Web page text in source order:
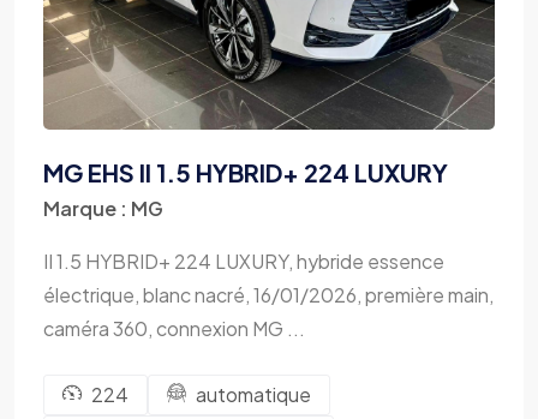
MG EHS II 1.5 HYBRID+ 224 LUXURY
Marque : MG
II 1.5 HYBRID+ 224 LUXURY, hybride essence
électrique, blanc nacré, 16/01/2026, première main,
caméra 360, connexion MG ...
224 automatique